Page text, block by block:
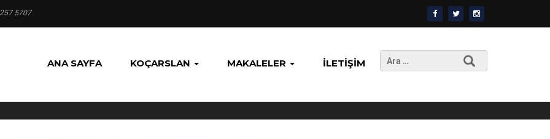
5707
ANA SAYFA KOÇARSLAN MAKALELER İLETIŞIM
Arama: